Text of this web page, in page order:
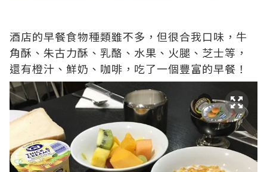
酒店的早餐食物種類雖不多，但很合我口味，牛
角酥、朱古力酥、乳酪、水果、火腿、芝士等，
還有橙汁、鮮奶、咖啡，吃了一個豐富的早餐！